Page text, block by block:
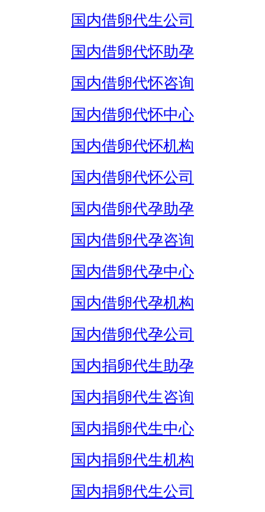
国内借卵代生公司
国内借卵代怀助孕
国内借卵代怀咨询
国内借卵代怀中心
国内借卵代怀机构
国内借卵代怀公司
国内借卵代孕助孕
国内借卵代孕咨询
国内借卵代孕中心
国内借卵代孕机构
国内借卵代孕公司
国内捐卵代生助孕
国内捐卵代生咨询
国内捐卵代生中心
国内捐卵代生机构
国内捐卵代生公司